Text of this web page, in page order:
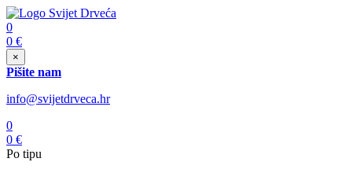
0
0 €
×
Pišite nam
info@svijetdrveca.hr
0
0 €
Po tipu